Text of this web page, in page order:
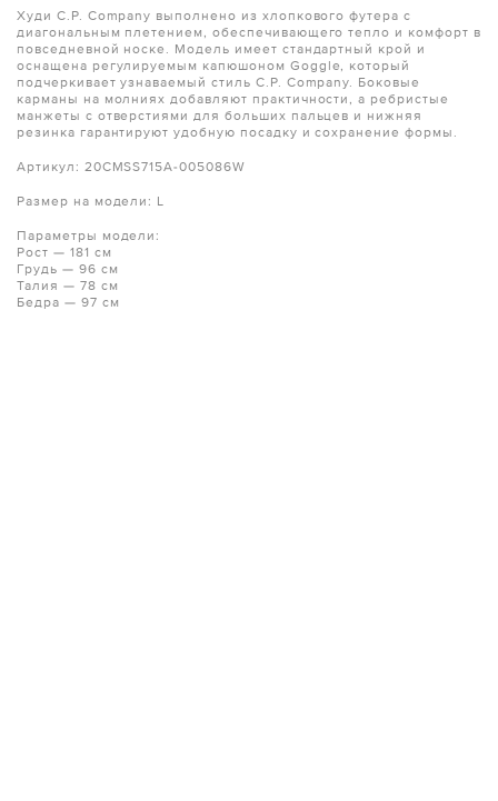
Худи C.P. Company выполнено из хлопкового футера с
диагональным плетением, обеспечивающего тепло и комфорт в
повседневной носке. Модель имеет стандартный крой и
оснащена регулируемым капюшоном Goggle, который
подчеркивает узнаваемый стиль C.P. Company. Боковые
карманы на молниях добавляют практичности, а ребристые
манжеты с отверстиями для больших пальцев и нижняя
резинка гарантируют удобную посадку и сохранение формы.
Артикул: 20CMSS715A-005086W
Размер на модели: L
Параметры модели:
Рост — 181 см
Грудь — 96 см
Талия — 78 см
Бедра — 97 см